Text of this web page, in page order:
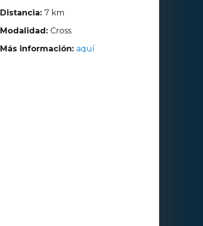
Distancia:7 km
Modalidad:Cross
Más información:aquí